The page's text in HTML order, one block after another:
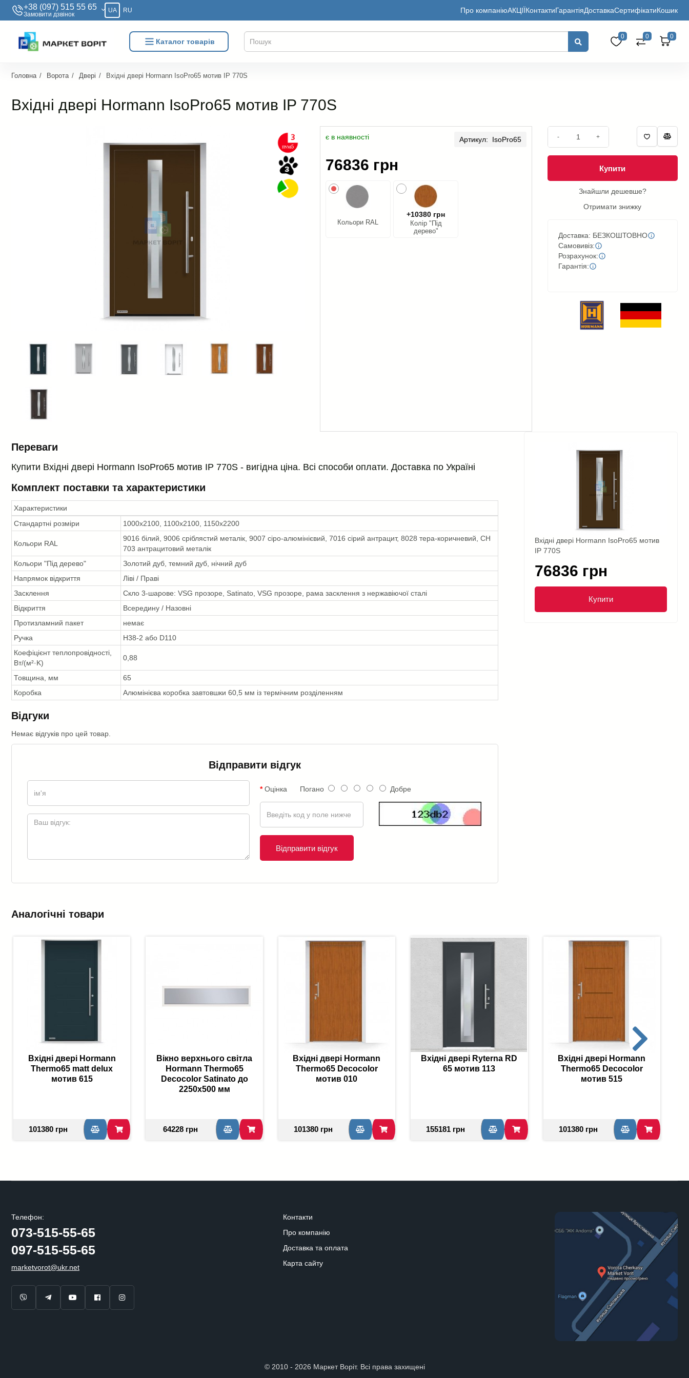
+38 (097) 515 55 65
Замовити дзвiнок
UA RU Про компаніюАКЦІЇКонтактиГарантіяДоставкаСертифікатиКошик
Каталог товарів
0 0 0
Головна Ворота Двері Вхідні двері Hormann IsoPro65 мотив IP 770S
Вхідні двері Hormann IsoPro65 мотив IP 770S
є в наявності Артикул: IsoPro65
76836 грн
Кольори RAL
+10380 грн
Колір "Під
дерево"
- +
Купити
Знайшли дешевше?
Отримати знижку
Доставка: БЕЗКОШТОВНО
Самовивіз:
Розрахунок:
Гарантія:
Вхідні двері Hormann IsoPro65 мотив
IP 770S
76836 грн
Купити
Переваги
Купити Вхідні двері Hormann IsoPro65 мотив IP 770S - вигідна ціна. Всі способи оплати. Доставка по Україні
Комплект поставки та характеристики
Характеристики
Стандартні розміри
1000x2100, 1100x2100, 1150x2200
Кольори RAL
9016 білий, 9006 сріблястий металік, 9007 сіро-алюмінієвий, 7016 сірий антрацит, 8028 тера-коричневий, CH
703 антрацитовий металік
Кольори "Під дерево"
Золотий дуб, темний дуб, нічний дуб
Напрямок відкриття
Ліві / Праві
Засклення
Скло 3-шарове: VSG прозоре, Satinato, VSG прозоре, рама засклення з нержавіючої сталі
Відкриття
Всередину / Назовні
Протизламний пакет
немає
Ручка
H38-2 або D110
Коефіцієнт теплопровідності,
Вт/(м²·K)
0,88
Товщина, мм
65
Коробка
Алюмінієва коробка завтовшки 60,5 мм із термічним розділенням
Відгуки
Немає відгуків про цей товар.
Відправити відгук
Оцінка Погано Добре
Відправити відгук
Аналогічні товари
Вхідні двері Hormann
Thermo65 matt delux
мотив 615
101380 грн
Вікно верхнього світла
Hormann Thermo65
Decocolor Satinato до
2250x500 мм
64228 грн
Вхідні двері Hormann
Thermo65 Decocolor
мотив 010
101380 грн
Вхідні двері Ryterna RD
65 мотив 113
155181 грн
Вхідні двері Hormann
Thermo65 Decocolor
мотив 515
101380 грн
Телефон:
073-515-55-65
097-515-55-65
marketvorot@ukr.net
Контакти
Про компанію
Доставка та оплата
Карта сайту
© 2010 - 2026 Маркет Воріт. Всі права захищені